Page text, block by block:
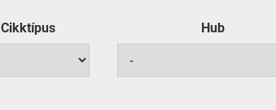
Cikktípus Hub